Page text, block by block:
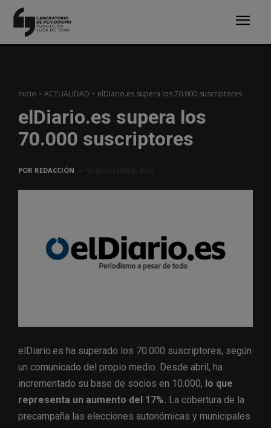
Inicio ACTUALIDAD elDiario.es supera los 70.000 suscriptores
elDiario.es supera los
70.000 suscriptores
POR REDACCIÓN
elDiario.es ha superado los 70.000 suscriptores, según
un comunicado del propio medio. Desde abril, ha
incrementado su base de socios en 10.000, lo que
representa un aumento del 17%. La cobertura de la
precampaña las elecciones autonómicas y municipales